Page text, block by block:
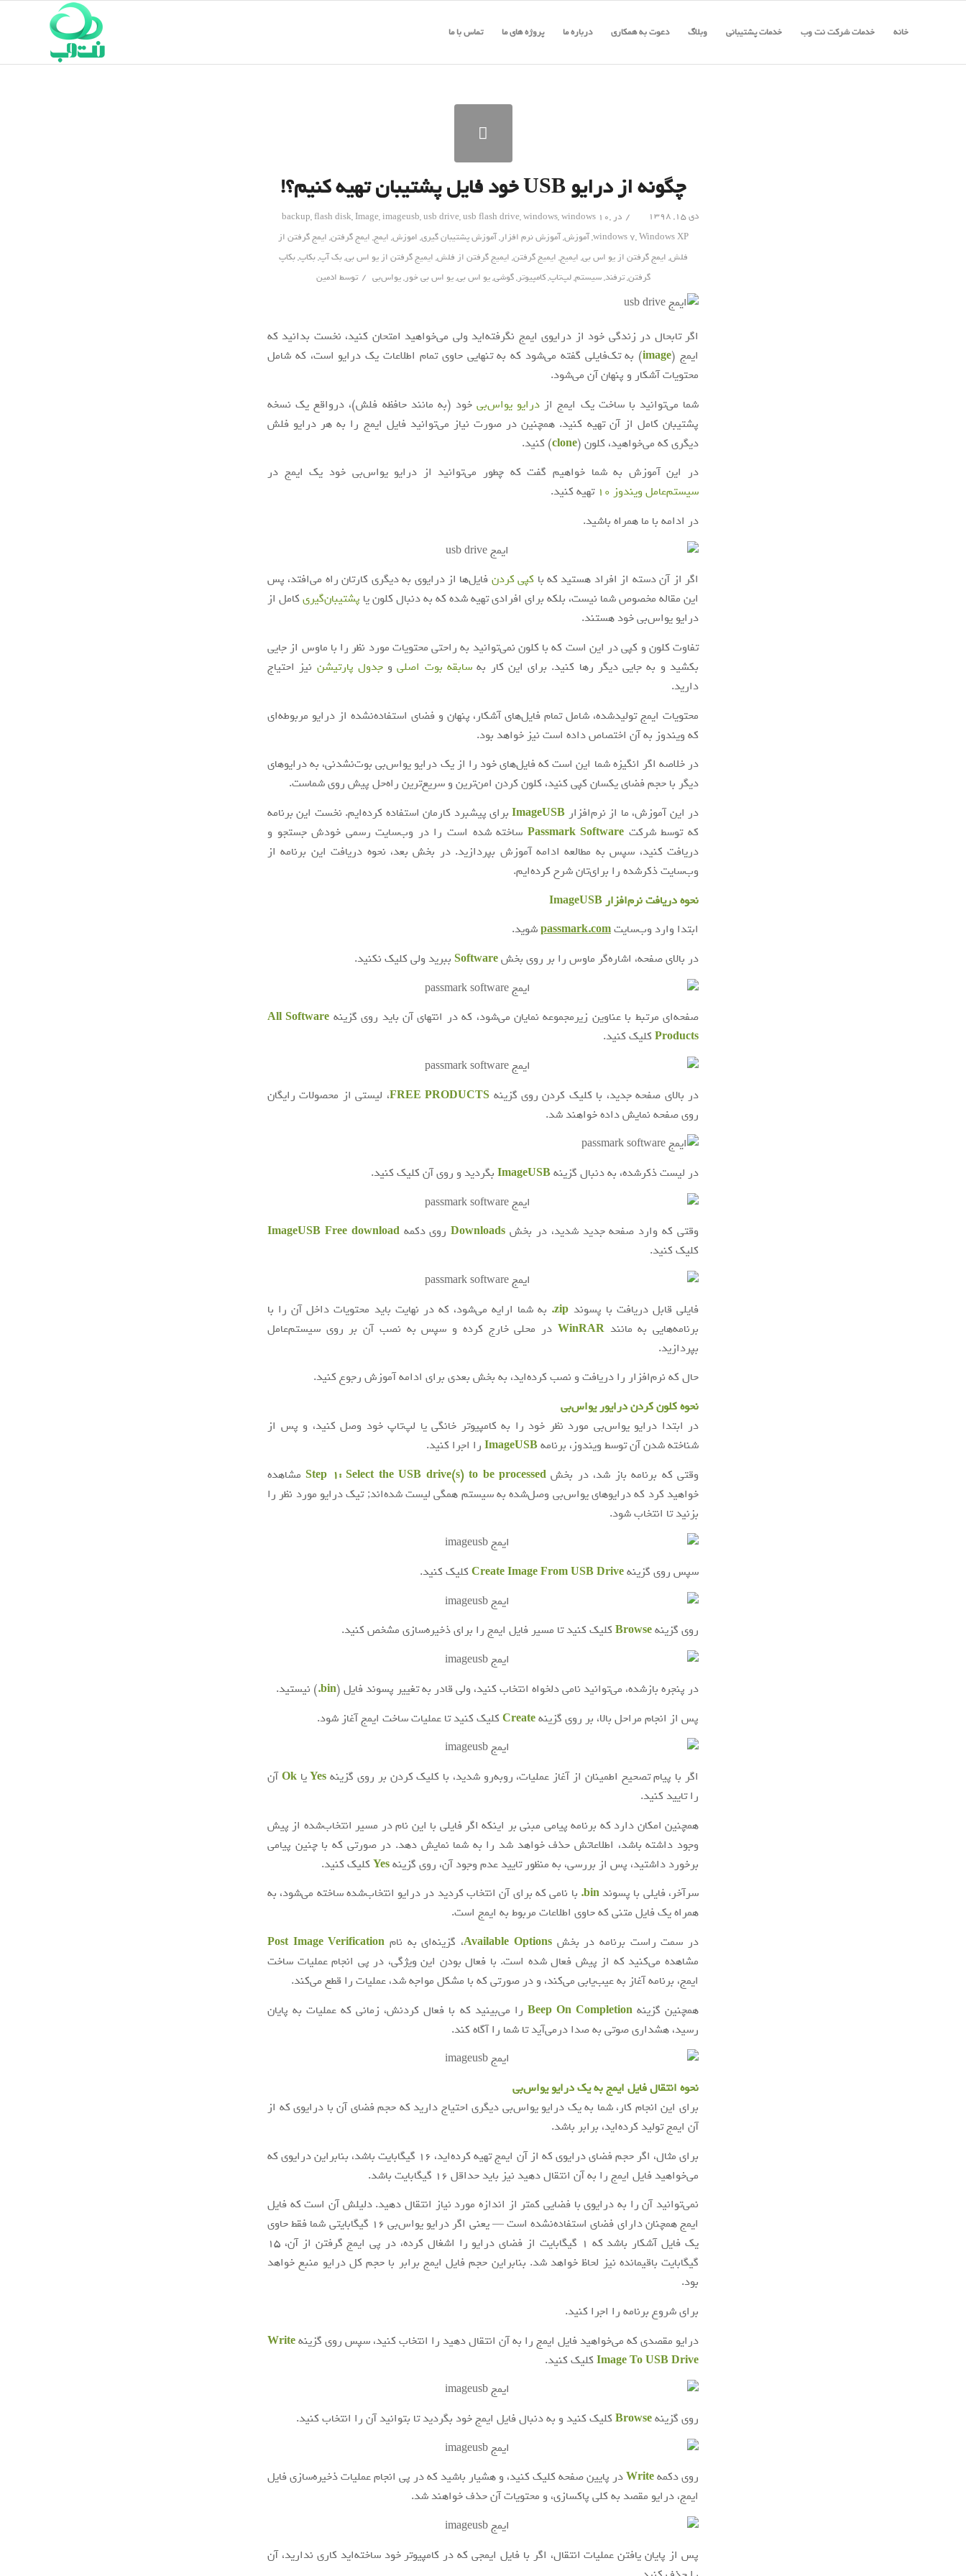
خانه خدمات شرکت نت وب خدمات پشتیبانی وبلاگ دعوت به همکاری درباره ما پروژه های ما تماس با ما
چگونه از درایو USB خود فایل پشتیبان تهیه کنیم؟!
دی ۱۵, ۱۳۹۸ / در backup,flash disk, Image,imageusb,usb drive,usb flash drive,windows,windows 10,
windows 7,Windows XP
,آموزش,آموزش نرم افزار,آموزش پشتیبان گیری, اموزش, ایمج, ایمج گرفتن, ایمج گرفتن از
فلش, ایمج گرفتن از یو اس بی, ایمیج, ایمیج گرفتن, ایمیج گرفتن از فلش, ایمیج گرفتن از یو اس بی,بک آپ,بکاپ,بکاپ
گرفتن,ترفند,سیستم,لپ‌تاپ,کامپیوتر,گوشی,یو اس بی,یو اس بی خور,یواس‌بی / توسط ادمین
اگر تابحال در زندگی خود از درایوی ایمج نگرفته‌اید ولی می‌خواهید امتحان کنید، نخست بدانید که
ایمج (image) به تک‌فایلی گفته می‌شود که به تنهایی حاوی تمام اطلاعات یک درایو است، که شامل
محتویات آشکار و پنهان آن می‌شود.
شما می‌توانید با ساخت یک ایمج از درایو یواس‌بی خود (به مانند حافظه فلش)، درواقع یک نسخه
پشتیبان کامل از آن تهیه کنید. همچنین در صورت نیاز می‌توانید فایل ایمج را به هر درایو فلش
دیگری که می‌خواهید، کلون (clone) کنید.
در این آموزش به شما خواهیم گفت که چطور می‌توانید از درایو یواس‌بی خود یک ایمج در
سیستم‌عامل ویندوز 10
تهیه کنید.
در ادامه با ما همراه باشید.
اگر از آن دسته از افراد هستید که با کپی کردن فایل‌ها از درایوی به دیگری کارتان راه می‌افتد، پس
این مقاله مخصوص شما نیست، بلکه برای افرادی تهیه شده که به دنبال کلون یا پشتیبان‌گیریکامل از
درایو یواس‌بی خود هستند.
تفاوت کلون و کپی در این است که با کلون نمی‌توانید به راحتی محتویات مورد نظر را با ماوس از جایی
بکشید و به جایی دیگر رها کنید. برای این کار بهسابقه بوت اصلیوجدول پارتیشن نیز احتیاج
دارید.
محتویات ایمج تولیدشده، شامل تمام فایل‌های آشکار، پنهان و فضای استفاده‌نشده از درایو مربوطه‌ای
که ویندوز به آن اختصاص داده است نیز خواهد بود.
در خلاصه اگر انگیزه شما این است که فایل‌های خود را از یک درایو یواس‌بی بوت‌نشدنی، به درایوهای
دیگر با حجم فضای یکسان کپی کنید، کلون کردن امن‌ترین و سریع‌ترین راه‌حل پیش روی شماست.
در این آموزش، ما از نرم‌افزار ImageUSBبرای پیشبرد کارمان استفاده کرده‌ایم. نخست این برنامه
که توسط شرکت
Passmark Software
ساخته شده است را در وب‌سایت رسمی خودش جستجو و
دریافت کنید، سپس به مطالعه ادامه آموزش بپردازید. در بخش بعد، نحوه دریافت این برنامه از
وب‌سایت ذکرشده را برای‌تان شرح کرده‌ایم.
نحوه دریافت نرم‌افزار ImageUSB
ابتدا وارد وب‌سایتpassmark.comشوید.
در بالای صفحه، اشاره‌گر ماوس را بر روی بخشSoftware ببرید ولی کلیک نکنید.
صفحه‌ای مرتبط با عناوین زیرمجموعه نمایان می‌شود، که در انتهای آن باید روی گزینه All Software
Productsکلیک کنید.
در بالای صفحه جدید، با کلیک کردن روی گزینه FREE PRODUCTS، لیستی از محصولات رایگان
روی صفحه نمایش داده خواهند شد.
در لیست ذکرشده، به دنبال گزینهImageUSB بگردید و روی آن کلیک کنید.
وقتی که وارد صفحه جدید شدید، در بخش Downloadsروی دکمهImageUSB Free download
کلیک کنید.
فایلی قابل دریافت با پسوند zip. به شما ارایه می‌شود، که در نهایت باید محتویات داخل آن را با
برنامه‌هایی به مانندWinRAR در محلی خارج کرده و سپس به نصب آن بر روی سیستم‌عامل
بپردازید.
حال که نرم‌افزار را دریافت و نصب کرده‌اید، به بخش بعدی برای ادامه آموزش رجوع کنید.
نحوه کلون کردن درایور یواس‌بی
در ابتدا درایو یواس‌بی مورد نظر خود را به کامپیوتر خانگی یا لپ‌تاپ خود وصل کنید، و پس از
شناخته شدن آن توسط ویندوز، برنامهImageUSB را اجرا کنید.
وقتی که برنامه باز شد، در بخشStep 1: Select the USB drive(s) to be processedمشاهده
خواهید کرد که درایوهای یواس‌بی وصل‌شده به سیستم همگی لیست شده‌اند; تیک درایو مورد نظر را
بزنید تا انتخاب شود.
سپس روی گزینهCreate Image From USB Driveکلیک کنید.
روی گزینهBrowseکلیک کنید تا مسیر فایل ایمج را برای ذخیره‌سازی مشخص کنید.
در پنجره بازشده، می‌توانید نامی دلخواه انتخاب کنید، ولی قادر به تغییر پسوند فایل (bin. ) نیستید.
پس از انجام مراحل بالا، بر روی گزینهCreateکلیک کنید تا عملیات ساخت ایمج آغاز شود.
اگر با پیام تصحیح اطمینان از آغاز عملیات، روبه‌رو شدید، با کلیک کردن بر روی گزینه YesیاOkآن
را تایید کنید.
همچنین امکان دارد که برنامه پیامی مبنی بر اینکه اگر فایلی با این نام در مسیر انتخاب‌شده از پیش
وجود داشته باشد، اطلاعاتش حذف خواهد شد را به شما نمایش دهد. در صورتی که با چنین پیامی
برخورد داشتید، پس از بررسی، به منظور تایید عدم وجود آن، روی گزینهYesکلیک کنید.
سرآخر، فایلی با پسوندbin. با نامی که برای آن انتخاب کردید در درایو انتخاب‌شده ساخته می‌شود، به
همراه یک فایل متنی که حاوی اطلاعات مربوط به ایمج است.
در سمت راست برنامه در بخشAvailable Options، گزینه‌ای به نام Post Image Verification
مشاهده می‌کنید که از پیش فعال شده است. با فعال بودن این ویژگی، در پی انجام عملیات ساخت
ایمج، برنامه آغاز به عیب‌یابی می‌کند، و در صورتی که با مشکل مواجه شد، عملیات را قطع می‌کند.
همچنین گزینهBeep On Completion را می‌بینید که با فعال کردنش، زمانی که عملیات به پایان
رسید، هشداری صوتی به صدا درمی‌آید تا شما را آگاه کند.
نحوه انتقال فایل ایمج به یک درایو یواس‌بی
برای این انجام کار، شما به یک درایو یواس‌بی دیگری احتیاج دارید که حجم فضای آن با درایوی که از
آن ایمج تولید کرده‌اید، برابر باشد.
برای مثال، اگر حجم فضای درایوی که از آن ایمج تهیه کرده‌اید، ۱۶ گیگابایت باشد، بنابراین درایوی که
می‌خواهید فایل ایمج را به آن انتقال دهید نیز باید حداقل ۱۶ گیگابایت باشد.
نمی‌توانید آن را به درایوی با فضایی کمتر از اندازه مورد نیاز انتقال دهید. دلیلش آن است که فایل
ایمج همچنان دارای فضای استفاده‌نشده است — یعنی اگر درایو یواس‌بی ۱۶ گیگابایتی شما فقط حاوی
یک فایل آشکار باشد که ۱ گیگابایت از فضای درایو را اشغال کرده، در پی ایمج گرفتن از آن، ۱۵
گیگابایت باقیمانده نیز لحاظ خواهد شد. بنابراین حجم فایل ایمج برابر با حجم کل درایو منبع خواهد
بود.
برای شروع برنامه را اجرا کنید.
درایو مقصدی که می‌خواهید فایل ایمج را به آن انتقال دهید را انتخاب کنید، سپس روی گزینهWrite
Image ToUSB Drive کلیک کنید.
روی گزینهBrowseکلیک کنید و به دنبال فایل ایمج خود بگردید تا بتوانید آن را انتخاب کنید.
روی دکمهWriteدر پایین صفحه کلیک کنید، و هشیار باشید که در پی انجام عملیات ذخیره‌سازی فایل
ایمج، درایو مقصد به کلی پاکسازی، و محتویات آن حذف خواهند شد.
پس از پایان یافتن عملیات انتقال، اگر با فایل ایمجی که در کامپیوتر خود ساخته‌اید کاری ندارید، آن